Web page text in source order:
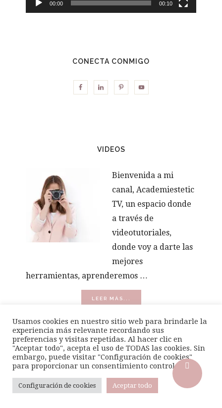
00:00 00:10
CONECTA CONMIGO
VIDEOS
Bienvenida a mi
canal, Academiestetic
TV, un espacio donde
a través de
videotutoriales,
donde voy a darte las
mejores
herramientas, aprenderemos …
LEER MÁS...
BÚSQUEDA
Buscar
Usamos cookies en nuestro sitio web para brindarle la
experiencia más relevante recordando sus
preferencias y visitas repetidas. Al hacer clic en
"Aceptar todo", acepta el uso de TODAS las cookies. Sin
embargo, puede visitar "Configuración de cookies"
para proporcionar un consentimiento controlado..
Configuración de cookies Aceptar todo